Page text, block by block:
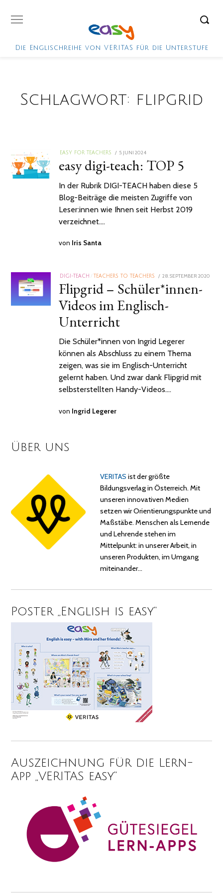
Die Englischreihe von VERITAS für die Unterstufe
Schlagwort: flipgrid
EASY FOR TEACHERS
POSTED
5. JUNI 2024
easy digi-teach: TOP 5
In der Rubrik DIGI-TEACH haben diese 5
Blog-Beiträge die meisten Zugriffe von
Leser:innen wie Ihnen seit Herbst 2019
verzeichnet.…
von Iris Santa
DIGI-TEACH TEACHERS TO TEACHERS
POSTED
ON
28. SEPTEMBER 2020
Flipgrid – Schüler*innen-
Videos im Englisch-
Unterricht
Die Schüler*innen von Ingrid Legerer
können als Abschluss zu einem Thema
zeigen, was sie im Englisch-Unterricht
gelernt haben. Und zwar dank Flipgrid mit
selbsterstellten Handy-Videos.…
von Ingrid Legerer
Über uns
VERITAS ist der größte
Bildungsverlag in Österreich. Mit
unseren innovativen Medien
setzen wir Orientierungspunkte und
Maßstäbe. Menschen als Lernende
und Lehrende stehen im
Mittelpunkt: in unserer Arbeit, in
unseren Produkten, im Umgang
miteinander…
Poster „English is easy“
Auszeichnung für die Lern-
App „VERITAS easy“